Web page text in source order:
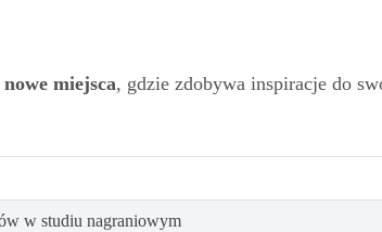
nowe miejsca, gdzie zdobywa inspiracje do
w studiu nagraniowym